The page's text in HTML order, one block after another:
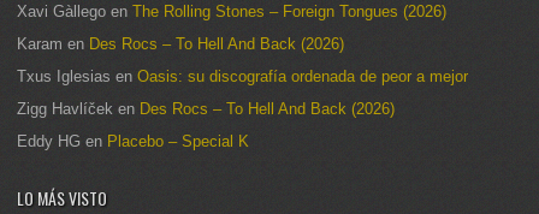
Xavi Gàllego en The Rolling Stones – Foreign Tongues (2026)
Karam en Des Rocs – To Hell And Back (2026)
Txus Iglesias en Oasis: su discografía ordenada de peor a mejor
Zigg Havlíček en Des Rocs – To Hell And Back (2026)
Eddy HG en Placebo – Special K
LO MÁS VISTO